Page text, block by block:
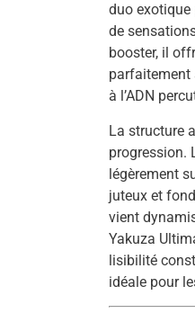
duo exotique
de
booster, il
parfaitement
à l’ADN
La structure
progression.
légèrement
juteux et
vient
Yakuza
lisibilité
idéale pour